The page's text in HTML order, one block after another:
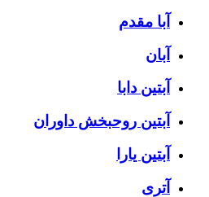
آبا مقدم
آبان
آبتین دابا
آبتین روحبخش داوران
آبتین یارا
آتری